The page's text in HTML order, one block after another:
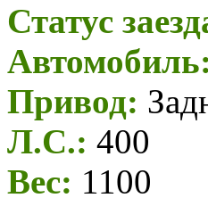
Статус
Автомобиль:
Привод:
Л.С.: 400
Вес: 1100